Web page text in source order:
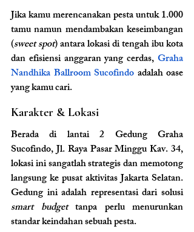
Jika kamu merencanakan pesta untuk 1.000
tamu namun mendambakan keseimbangan
(sweet spot) antara lokasi di tengah ibu kota
dan efisiensi anggaran yang cerdas, Graha
Nandhika Ballroom Sucofindo adalah oase
yang kamu cari.
Karakter & Lokasi
Berada di lantai 2 Gedung Graha
Sucofindo, Jl. Raya Pasar Minggu Kav. 34,
lokasi ini sangatlah strategis dan memotong
langsung ke pusat aktivitas Jakarta Selatan.
Gedung ini adalah representasi dari solusi
smart budget tanpa perlu menurunkan
standar keindahan sebuah pesta.